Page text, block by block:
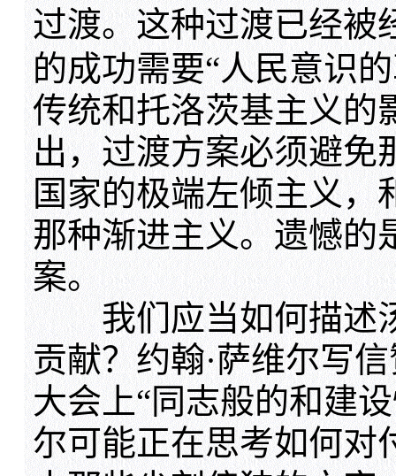
过渡。这种过渡已经被
的成功需要“人民意识
传统和托洛茨基主义的
出，过渡方案必须避免
国家的极端左倾主义，
那种渐进主义。遗憾的
案。
我们应当如何描述
贡献？约翰·萨维尔写
大会上“同志般的和建
尔可能正在思考如何对